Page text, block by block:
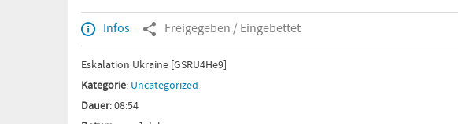
Infos Freigegeben / Eingebettet
Eskalation Ukraine [GSRU4He9]
Kategorie: Uncategorized
Dauer: 08:54